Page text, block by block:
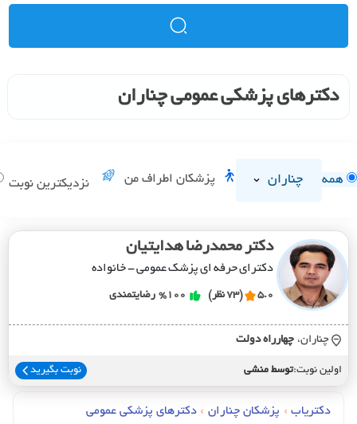
دکترهای پزشکی عمومی چناران
همه چناران پزشکان اطراف من نزدیکترین نوبت
دکتر محمدرضا هدایتیان
دکترای حرفه ای پزشک عمومی - خانواده
5.0 (73 نظر) %100 رضایتمندی
چناران، چهارراه دولت
اولین نوبت:توسط منشی نوبت بگیرید
دکتریاب › پزشکان چناران › دکترهای پزشکي عمومي